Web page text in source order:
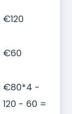
€120
€60
€80*4 -
120 - 60 =